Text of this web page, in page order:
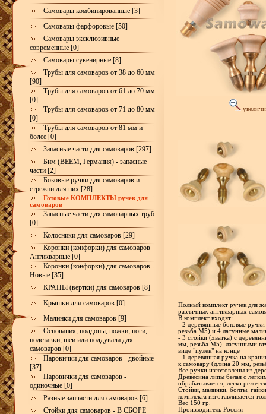
Самовары комбинированные [3]
Самовары фарфоровые [50]
Самовары эксклюзивные
современные [0]
Самовары сувенирные [8]
Трубы для самоваров от 38 до 60 мм
[90]
Трубы для самоваров от 61 до 70 мм
[0]
Трубы для самоваров от 71 до 80 мм
[0]
Трубы для самоваров от 81 мм и
более [0]
Запасные части для самоваров [297]
Бим (BEEM, Германия) - запасные
части [2]
Боковые ручки для самоваров и
стрежни для них [28]
Готовые КОМПЛЕКТЫ ручек для
самоваров
Запасные части для самоварных труб
[0]
Колосники для самоваров [29]
Коронки (конфорки) для самоваров
Антикварные [0]
Коронки (конфорки) для самоваров
Новые [35]
КРАНЫ (вертки) для самоваров [8]
Крышки для самоваров [0]
Малинки для самоваров [9]
Основания, поддоны, ножки, ноги,
подставки, шеи или поддувала для
самоваров [0]
Паровички для самоваров - двойные
[37]
Паровички для самоваров -
одиночные [0]
Разные запчасти для самоваров [6]
Стойки для самоваров - В СБОРЕ
Полный комплект ручек для
различных антикварных
В комплект входят:
- 2 деревянные боковые
резьба М5) и 4 латунные
- 3 стойки (хватка) с
мм, резьба М5), латунными
виде "пулек" на конце
- 1 деревянная ручка на
к самовару (длина 20 мм,
Все ручки изготовлены из
Древесина липы белая с
обрабатывается, легко
Стойки, малинки, болты,
комплекта изготавливается
Вес 150 гр.
Производитель Россия